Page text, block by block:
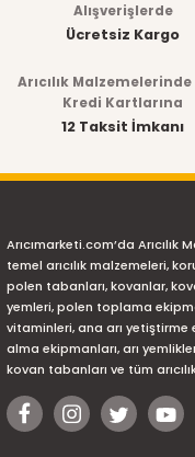
Alışverişlerde
Ücretsiz Kargo
Arıcılık
Kredi Kartlarına
12 Taksit İmkanı
Arıcımarketi.com’da Arıcılık
temel arıcılık malzemeleri,
polen tabanları, kovanlar,
yemleri, polen toplama
vitaminleri, ana arı yetiştirme
alma ekipmanları, arı
kovan tabanları ve tüm